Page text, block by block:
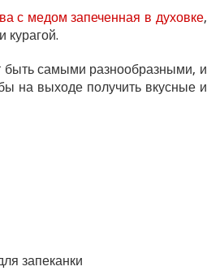
с медом запеченная в духовке,
курагой.
быть самыми разнообразными, и
на выходе получить вкусные и
запеканки